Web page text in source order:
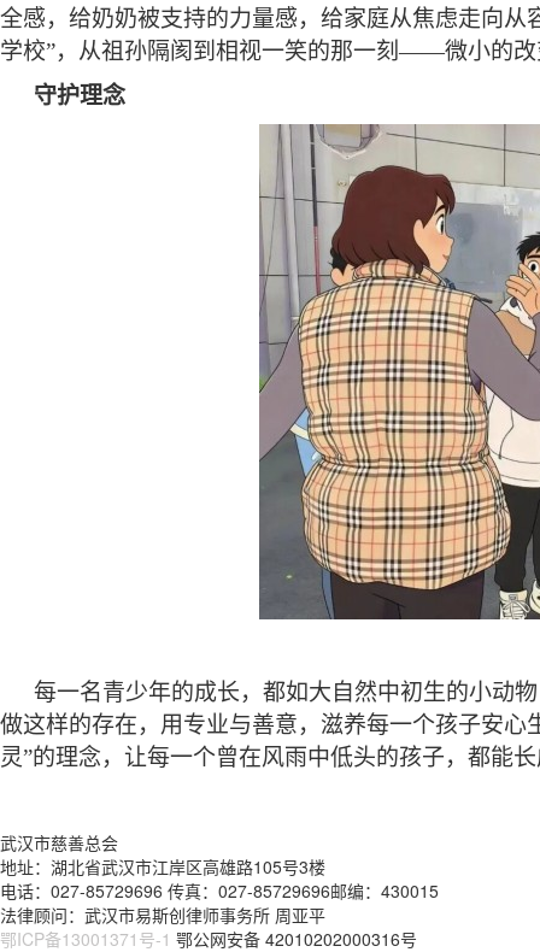
全感，给奶奶被支持的力量感，给家庭从焦虑走向
学校”，从祖孙隔阂到相视一笑的那一刻——微小的
守护理念
每一名青少年的成长，都如大自然中初生的小动
做这样的存在，用专业与善意，滋养每一个孩子安心
灵”的理念，让每一个曾在风雨中低头的孩子，都能
武汉市慈善总会
地址：湖北省武汉市江岸区高雄路105号3楼
电话：027-85729696 传真：027-85729696邮编：430015
法律顾问：武汉市易斯创律师事务所 周亚平
鄂ICP备13001371号-1 鄂公网安备 42010202000316号